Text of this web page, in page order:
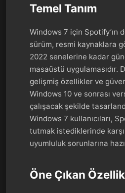
Temel Tanım
Windows 7 için Spotify’ın
sürüm, resmi kaynaklara
2022 senelerine kadar
masaüstü uygulamasıdır.
gelişmiş özellikler ve
Windows 10 ve sonrası
çalışacak şekilde
Windows 7 kullanıcıları,
tutmak istediklerinde
uyumluluk sorunlarına
Öne Çıkan